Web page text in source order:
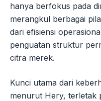
hanya berfokus pada
merangkul berbagai
dari efisiensi
penguatan struktur
citra merek.
Kunci utama dari
menurut Hery, terletak